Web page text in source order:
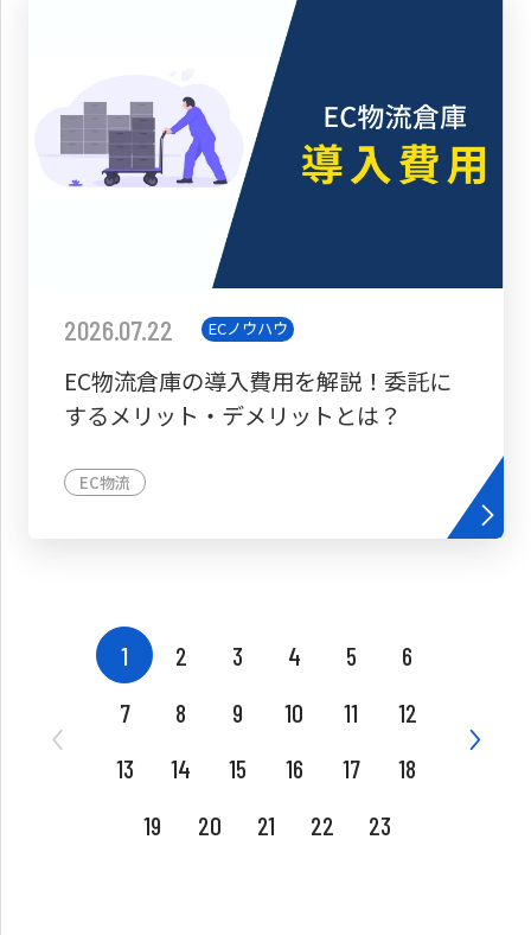
2026.07.22 ECノウハウ
EC物流倉庫の導入費用を解説！委託に
するメリット・デメリットとは？
EC物流
1 2 3 4 5
6
7
8 9 10 11
12
13
14 15 16 17
18
19
20 21 22 23